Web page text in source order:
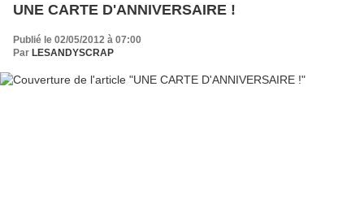
UNE CARTE D'ANNIVERSAIRE !
Publié le 02/05/2012 à 07:00
Par LESANDYSCRAP